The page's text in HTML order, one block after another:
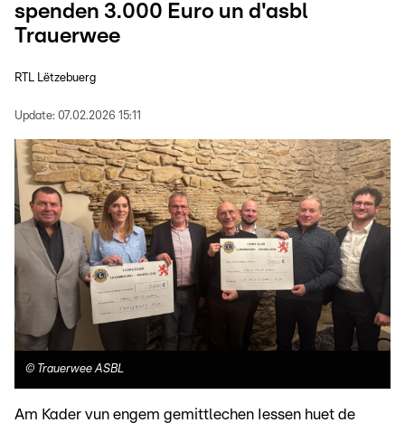
spenden 3.000 Euro un d'asbl
Trauerwee
RTL Lëtzebuerg
Update: 07.02.2026 15:11
© Trauerwee ASBL
Am Kader vun engem gemittlechen Iessen huet de